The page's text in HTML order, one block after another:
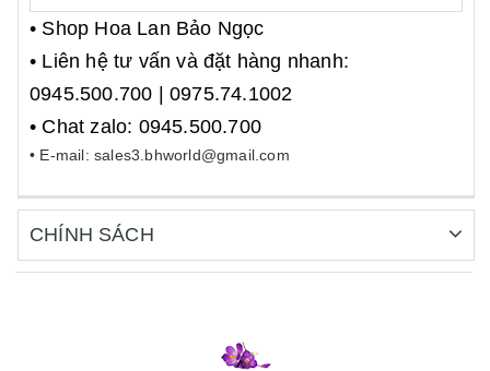
• Shop Hoa Lan Bảo Ngọc
• Liên hệ tư vấn và đặt hàng nhanh:
0945.500.700 | 0975.74.1002
• Chat zalo: 0945.500.700
• E-mail: sales3.bhworld@gmail.com
CHÍNH SÁCH